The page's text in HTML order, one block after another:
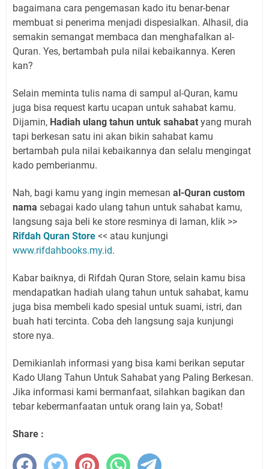
bagaimana cara pengemasan kado itu benar-benar
membuat si penerima menjadi dispesialkan. Alhasil, dia
semakin semangat membaca dan menghafalkan al-
Quran. Yes, bertambah pula nilai kebaikannya. Keren
kan?
Selain meminta tulis nama di sampul al-Quran, kamu
juga bisa request kartu ucapan untuk sahabat kamu.
Dijamin, Hadiah ulang tahun untuk sahabat yang murah
tapi berkesan satu ini akan bikin sahabat kamu
bertambah pula nilai kebaikannya dan selalu mengingat
kado pemberianmu.
Nah, bagi kamu yang ingin memesan al-Quran custom
nama sebagai kado ulang tahun untuk sahabat kamu,
langsung saja beli ke store resminya di laman, klik >>
Rifdah Quran Store << atau kunjungi
www.rifdahbooks.my.id.
Kabar baiknya, di Rifdah Quran Store, selain kamu bisa
mendapatkan hadiah ulang tahun untuk sahabat, kamu
juga bisa membeli kado spesial untuk suami, istri, dan
buah hati tercinta. Coba deh langsung saja kunjungi
store nya.
Demikianlah informasi yang bisa kami berikan seputar
Kado Ulang Tahun Untuk Sahabat yang Paling Berkesan.
Jika informasi kami bermanfaat, silahkan bagikan dan
tebar kebermanfaatan untuk orang lain ya, Sobat!
Share :